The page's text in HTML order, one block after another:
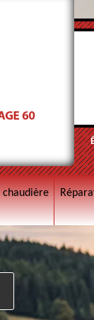
chaudière